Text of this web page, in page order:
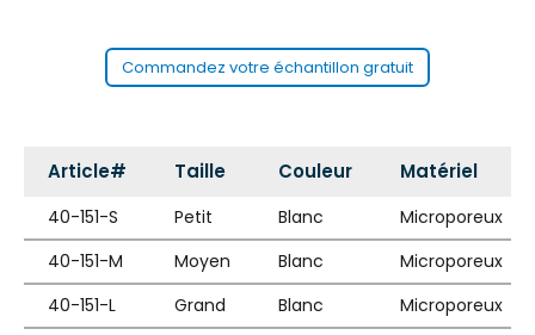
Commandez votre échantillon gratuit
Article# Taille Couleur Matériel
40-151-S Petit Blanc
Microporeux
40-151-M
Moyen Blanc
Microporeux
40-151-L
Grand Blanc Microporeux